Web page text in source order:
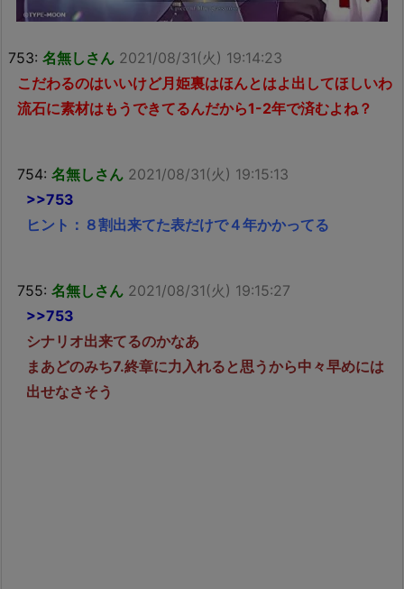
753: 名無しさん 2021/08/31(火) 19:14:23
こだわるのはいいけど月姫裏はほんとはよ出してほしいわ
流石に素材はもうできてるんだから1-2年で済むよね？
754: 名無しさん 2021/08/31(火) 19:15:13
>>753
ヒント：８割出来てた表だけで４年かかってる
755: 名無しさん 2021/08/31(火) 19:15:27
>>753
シナリオ出来てるのかなあ
まあどのみち7.終章に力入れると思うから中々早めには
出せなさそう